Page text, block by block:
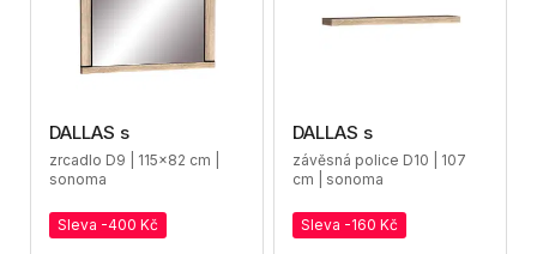
DALLAS s
zrcadlo D9 | 115x82 cm |
sonoma
Sleva -400 Kč
DALLAS s
závěsná police D10 | 107
cm | sonoma
Sleva -160 Kč